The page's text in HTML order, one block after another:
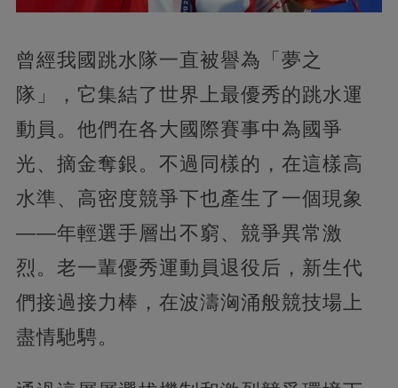
曾經我國跳水隊一直被譽為「夢之
隊」，它集結了世界上最優秀的跳水運
動員。他們在各大國際賽事中為國爭
光、摘金奪銀。不過同樣的，在這樣高
水準、高密度競爭下也產生了一個現象
——年輕選手層出不窮、競爭異常激
烈。老一輩優秀運動員退役后，新生代
們接過接力棒，在波濤洶涌般競技場上
盡情馳騁。